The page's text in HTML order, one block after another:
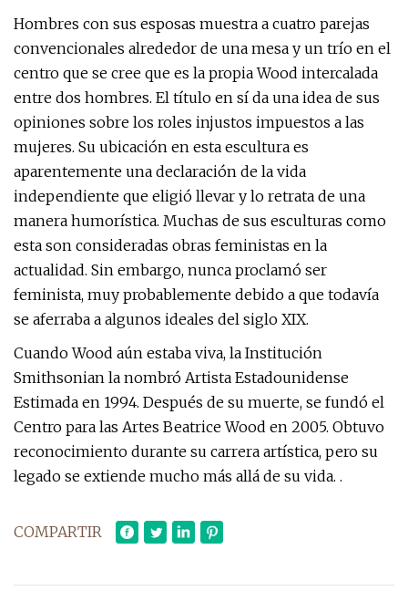
Hombres con sus esposas muestra a cuatro parejas
convencionales alrededor de una mesa y un trío en el
centro que se cree que es la propia Wood intercalada
entre dos hombres. El título en sí da una idea de sus
opiniones sobre los roles injustos impuestos a las
mujeres. Su ubicación en esta escultura es
aparentemente una declaración de la vida
independiente que eligió llevar y lo retrata de una
manera humorística. Muchas de sus esculturas como
esta son consideradas obras feministas en la
actualidad. Sin embargo, nunca proclamó ser
feminista, muy probablemente debido a que todavía
se aferraba a algunos ideales del siglo XIX.
Cuando Wood aún estaba viva, la Institución
Smithsonian la nombró Artista Estadounidense
Estimada en 1994. Después de su muerte, se fundó el
Centro para las Artes Beatrice Wood en 2005. Obtuvo
reconocimiento durante su carrera artística, pero su
legado se extiende mucho más allá de su vida. .
COMPARTIR